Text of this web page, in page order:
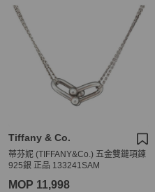
Tiffany & Co.
蒂芬妮 (TIFFANY&Co.) 五金雙鏈項鍊
925銀 正品 133241SAM
MOP 11,998